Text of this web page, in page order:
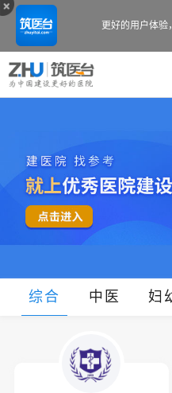
综合 中医 妇
更好的用户体验，